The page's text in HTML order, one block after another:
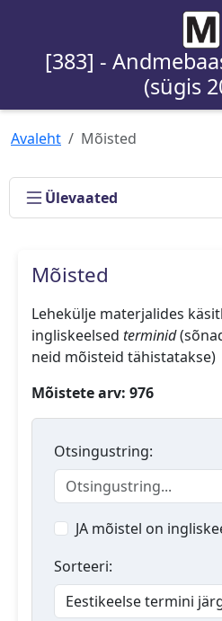
[383] -
(sügis
Avaleht Mõisted
Ülevaated
Mõisted
Lehekülje materjalides
ingliskeelsed terminid
neid mõisteid tähistatakse)
Mõistete arv: 976
Otsingustring:
JA mõistel on
Sorteeri: